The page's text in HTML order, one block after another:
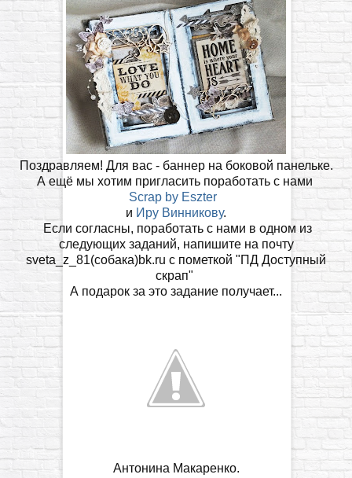
Поздравляем! Для вас - баннер на боковой панельке.
А ещё мы хотим пригласить поработать с нами
Scrap by Eszter
и Иру Винникову.
Если согласны, поработать с нами в одном из
следующих заданий, напишите на почту
sveta_z_81(собака)bk.ru с пометкой "ПД Доступный
скрап"
А подарок за это задание получает...
Антонина Макаренко.